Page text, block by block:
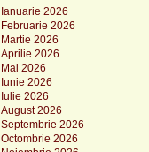
Ianuarie 2026
Februarie 2026
Martie 2026
Aprilie 2026
Mai 2026
Iunie 2026
Iulie 2026
August 2026
Septembrie 2026
Octombrie 2026